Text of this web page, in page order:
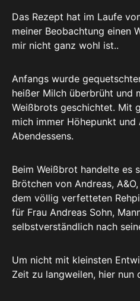
Das Rezept hat im Laufe
meiner Beobachtung einen
mir nicht ganz wohl ist..
Anfangs wurde
heißer Milch überbrüht und
Weißbrots geschichtet. Mit
mich immer Höhepunkt
Abendessens.
Beim Weißbrot handelte es
Brötchen von Andreas,
dem völlig verfetteten
für Frau Andreas Sohn,
selbstverständlich nach
Um nicht mit kleinsten
Zeit zu langweilen, hier nun